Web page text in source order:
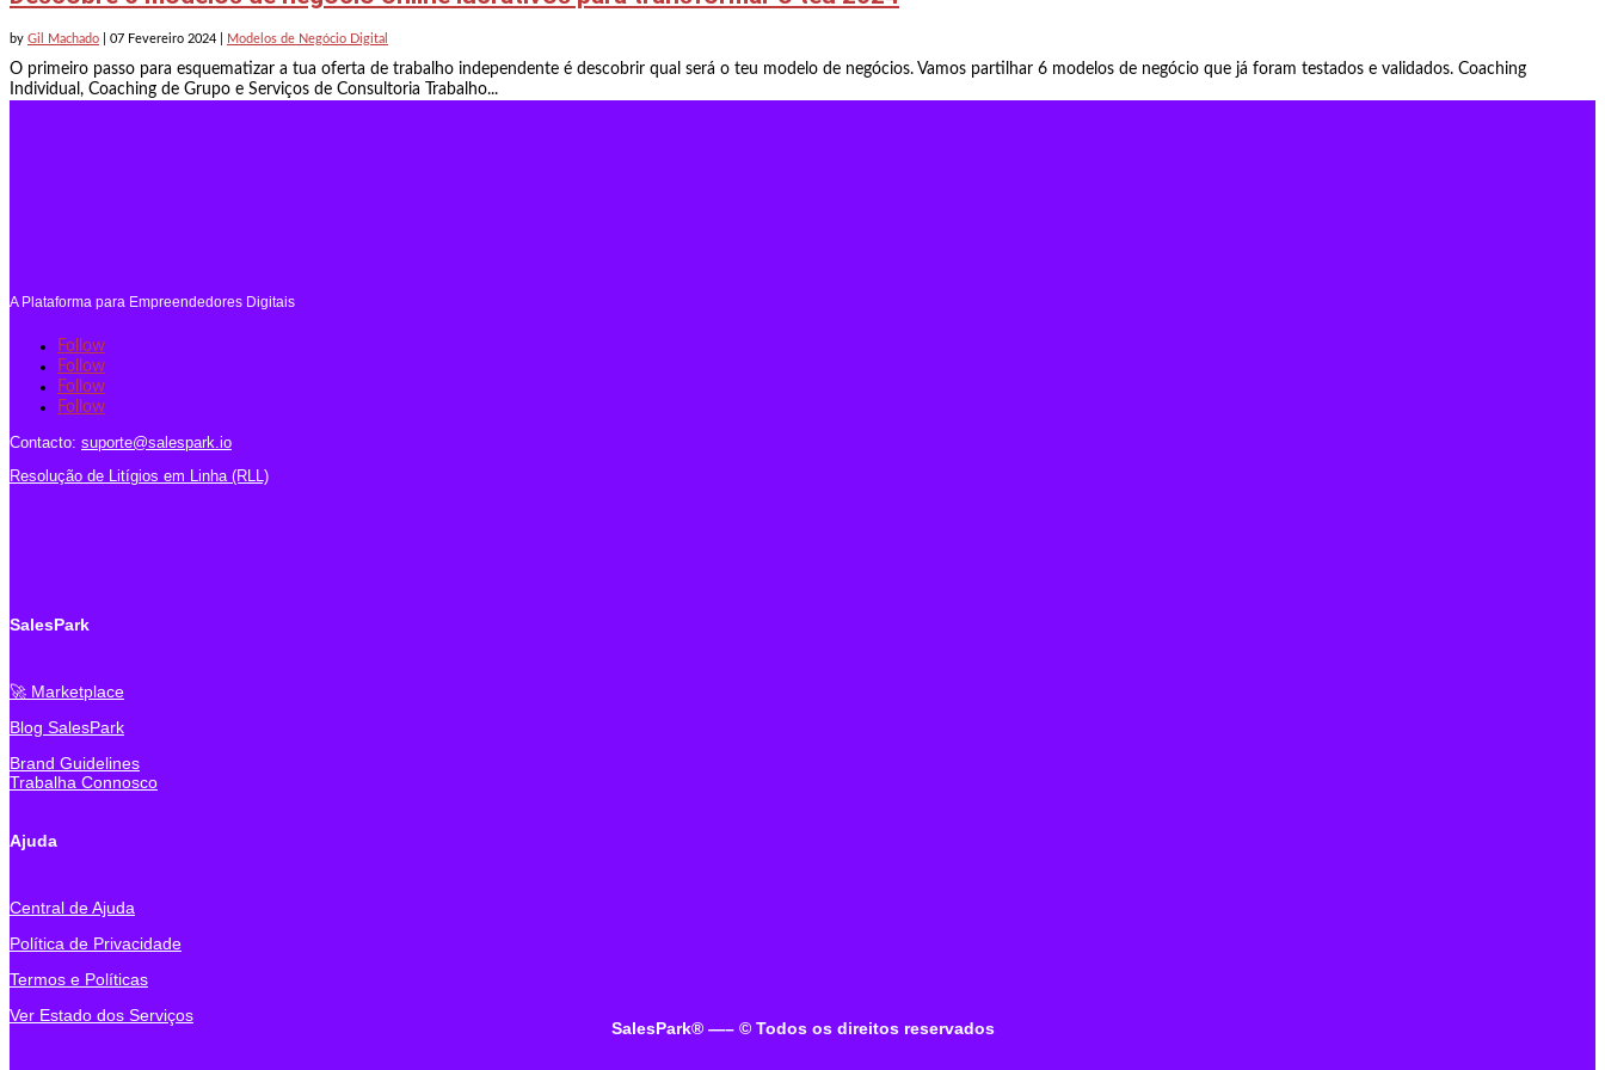
by Gil Machado 07 Fevereiro 2024 Modelos de Negócio Digital
O primeiro passo para esquematizar a tua oferta de trabalho independente é descobrir qual será o teu modelo de negócios. Vamos partilhar 6 modelos de negócio que já foram testados e validados. Coaching
Individual, Coaching de Grupo e Serviços de Consultoria Trabalho...
A Plataforma para Empreendedores Digitais
Follow
Follow
Follow
Follow
Contacto: suporte@salespark.io
Resolução de Litígios em Linha (RLL)
SalesPark
🚀 Marketplace
Blog SalesPark
Brand Guidelines
Trabalha Connosco
Ajuda
Central de Ajuda
Política de Privacidade
Termos e Políticas
Ver Estado dos Serviços
SalesPark® —– © Todos os direitos reservados